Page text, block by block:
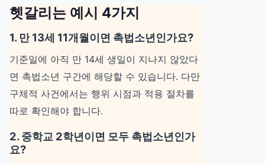
헷갈리는 예시 4가지
1. 만 13세 11개월이면 촉법소년인가요?
기준일에 아직 만 14세 생일이 지나지 않았다
면 촉법소년 구간에 해당할 수 있습니다. 다만
구체적 사건에서는 행위 시점과 적용 절차를
따로 확인해야 합니다.
2. 중학교 2학년이면 모두 촉법소년인가
요?